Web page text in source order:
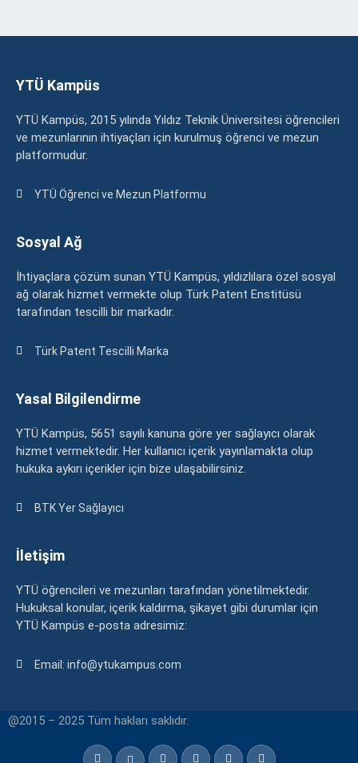
YTÜ Kampüs
YTÜ Kampüs, 2015 yılında Yıldız Teknik Üniversitesi öğrencileri
ve mezunlarının ihtiyaçları için kurulmuş öğrenci ve mezun
platformudur.
YTÜ Öğrenci ve Mezun Platformu
Sosyal Ağ
İhtiyaçlara çözüm sunan YTÜ Kampüs, yıldızlılara özel sosyal
ağ olarak hizmet vermekte olup Türk Patent Enstitüsü
tarafından tescilli bir markadır.
Türk Patent Tescilli Marka
Yasal Bilgilendirme
YTÜ Kampüs, 5651 sayılı kanuna göre yer sağlayıcı olarak
hizmet vermektedir. Her kullanıcı içerik yayınlamakta olup
hukuka aykırı içerikler için bize ulaşabilirsiniz.
BTK Yer Sağlayıcı
İletişim
YTÜ öğrencileri ve mezunları tarafından yönetilmektedir.
Hukuksal konular, içerik kaldırma, şikayet gibi durumlar için
YTÜ Kampüs e-posta adresimiz:
Email: info@ytukampus.com
@2015 – 2025 Tüm hakları saklıdır.